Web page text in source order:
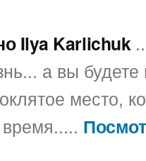
Ilya Karlichuk
а вы
место,